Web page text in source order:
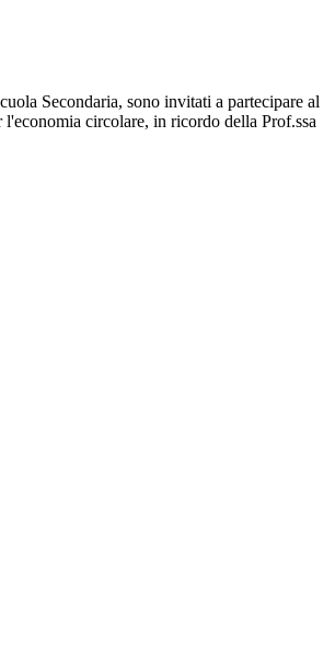
Secondaria, sono invitati a partecipare al
circolare, in ricordo della Prof.ssa